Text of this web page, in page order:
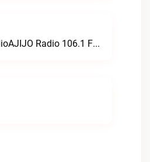
Creando perfeccion en la industria de la radioAJIJO Radio 106.1 FM live